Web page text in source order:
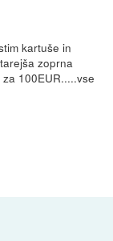
kartuše in
zoprna
100EUR.....vse